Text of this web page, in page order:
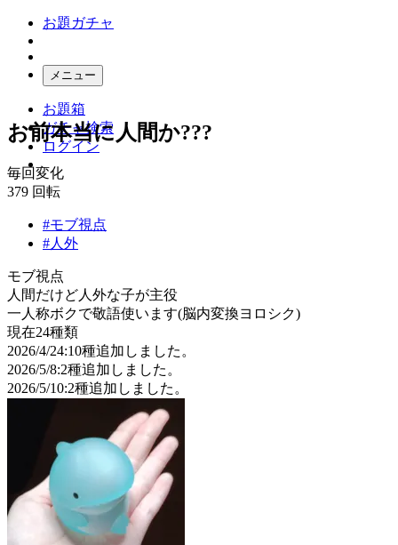
お題ガチャ
メニュー
お題箱
ガチャ検索
ログイン
お前本当に人間か???
毎回変化
379 回転
#モブ視点
#人外
モブ視点
人間だけど人外な子が主役
一人称ボクで敬語使います(脳内変換ヨロシク)
現在24種類
2026/4/24:10種追加しました。
2026/5/8:2種追加しました。
2026/5/10:2種追加しました。